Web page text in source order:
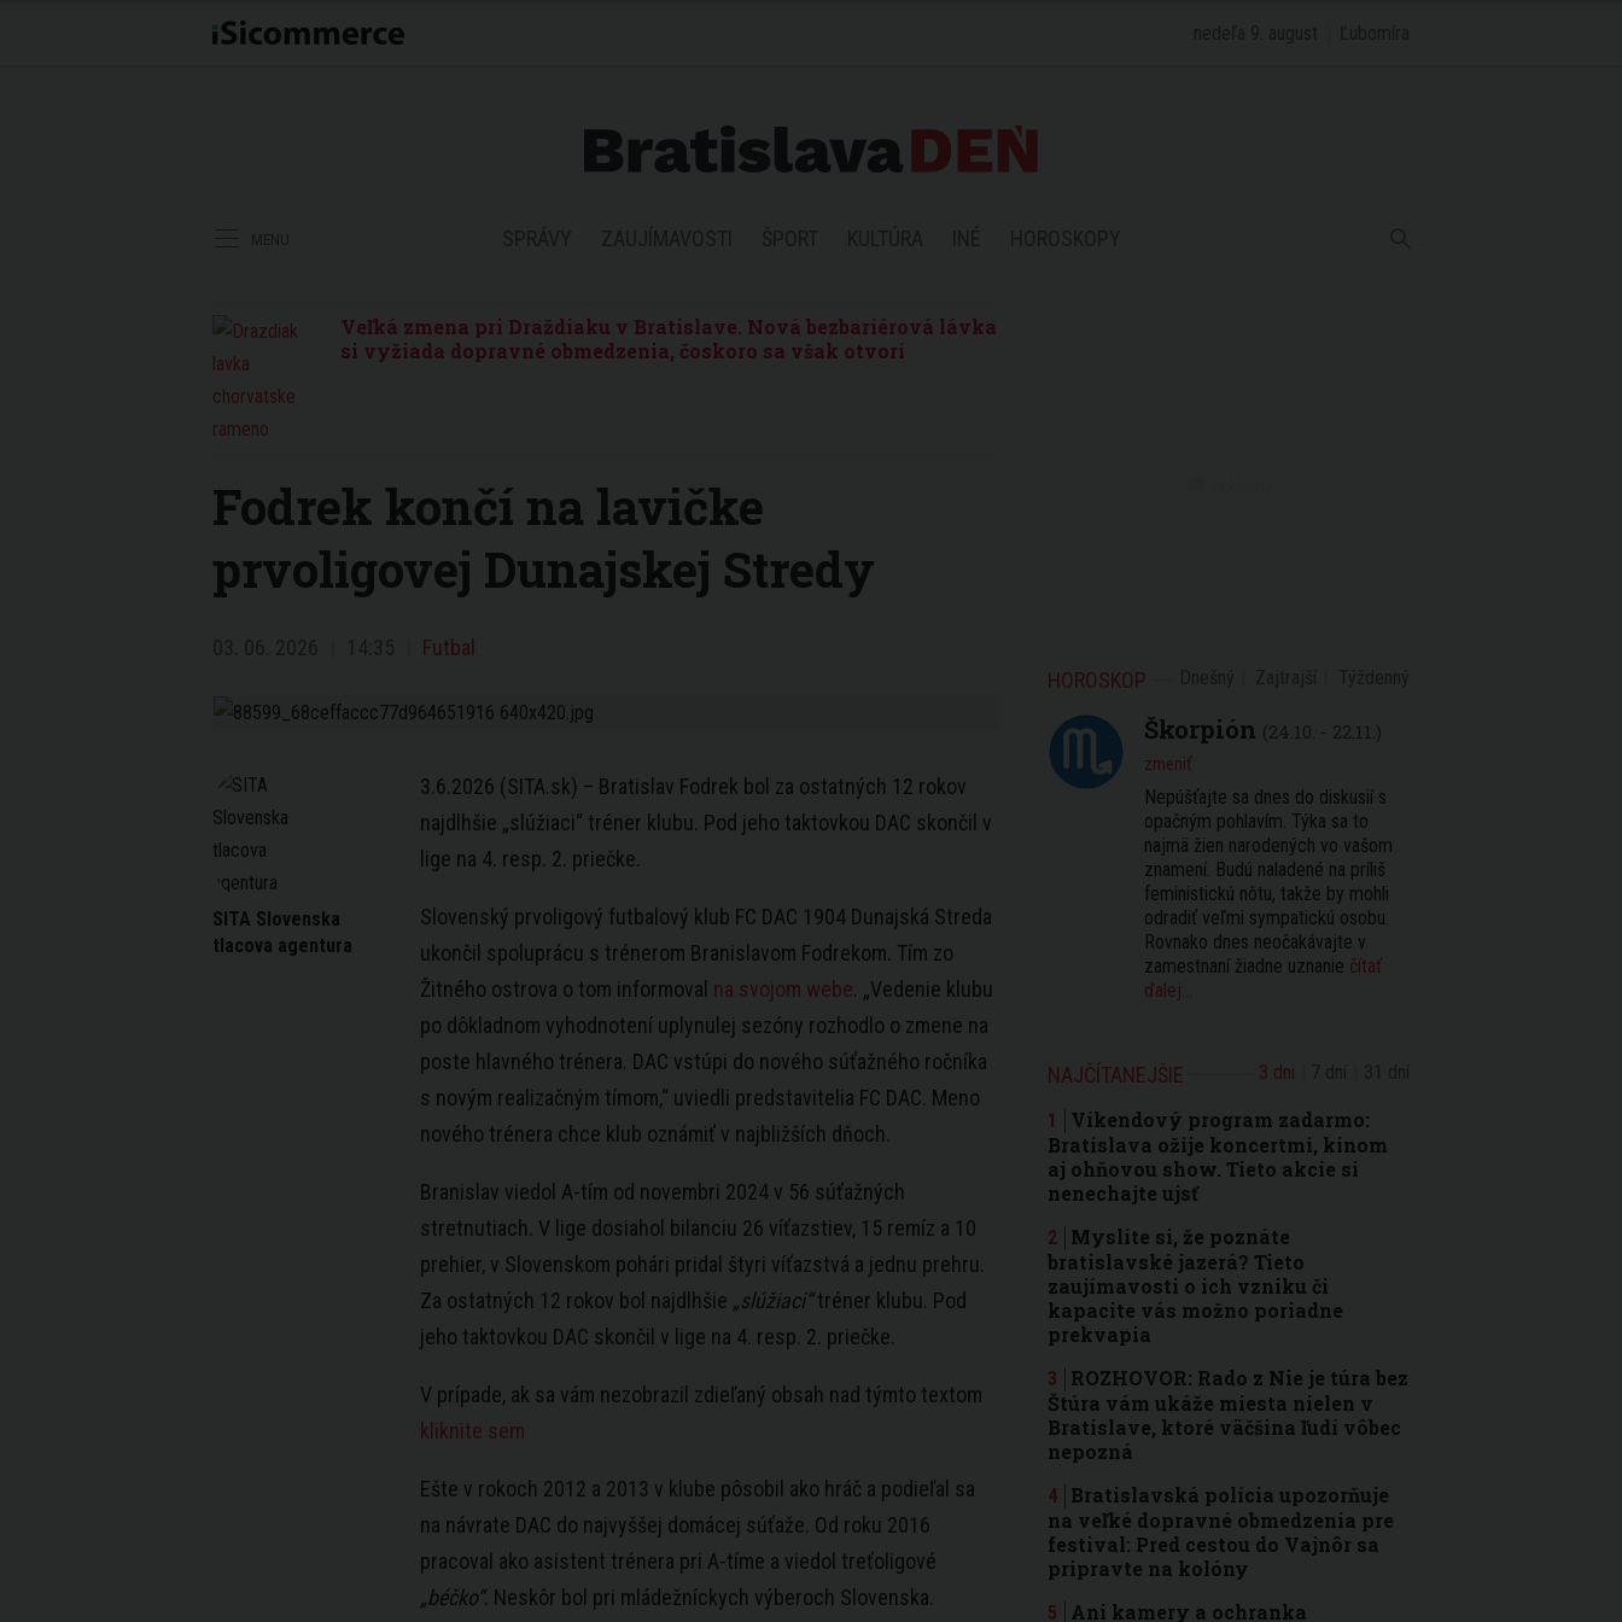
Veľká zmena pri Draždiaku v Bratislave. Nová bezbariérová lávka
si vyžiada dopravné obmedzenia, čoskoro sa však otvorí
Fodrek končí na lavičke
prvoligovej Dunajskej Stredy
Futbal
SITA Slovenska
tlacova agentura
3.6.2026 (SITA.sk) – Bratislav Fodrek bol za ostatných 12 rokov
najdlhšie „slúžiaci“ tréner klubu. Pod jeho taktovkou DAC skončil v
lige na 4. resp. 2. priečke.
Slovenský prvoligový futbalový klub FC DAC 1904 Dunajská Streda
ukončil spoluprácu s trénerom Branislavom Fodrekom. Tím zo
Žitného ostrova o tom informoval na svojom webe. „Vedenie klubu
po dôkladnom vyhodnotení uplynulej sezóny rozhodlo o zmene na
poste hlavného trénera. DAC vstúpi do nového súťažného ročníka
s novým realizačným tímom,“ uviedli predstavitelia FC DAC. Meno
nového trénera chce klub oznámiť v najbližších dňoch.
Branislav viedol A-tím od novembri 2024 v 56 súťažných
stretnutiach. V lige dosiahol bilanciu 26 víťazstiev, 15 remíz a 10
prehier, v Slovenskom pohári pridal štyri víťazstvá a jednu prehru.
Za ostatných 12 rokov bol najdlhšie „slúžiaci“tréner klubu. Pod
jeho taktovkou DAC skončil v lige na 4. resp. 2. priečke.
V prípade, ak sa vám nezobrazil zdieľaný obsah nad týmto textom
kliknite sem
Ešte v rokoch 2012 a 2013 v klube pôsobil ako hráč a podieľal sa
na návrate DAC do najvyššej domácej súťaže. Od roku 2016
pracoval ako asistent trénera pri A-tíme a viedol treťoligové
„béčko“. Neskôr bol pri mládežníckych výberoch Slovenska.
HOROSKOP
Škorpión (24.10. - 22.11.)
zmeniť
Nepúšťajte sa dnes do diskusií s
opačným pohlavím. Týka sa to
najmä žien narodených vo vašom
znamení. Budú naladené na príliš
feministickú nôtu, takže by mohli
odradiť veľmi sympatickú osobu.
Rovnako dnes neočakávajte v
zamestnaní žiadne uznanie čítať
ďalej...
NAJČÍTANEJŠIE 3 dni
Víkendový program zadarmo:
Bratislava ožije koncertmi, kinom
aj ohňovou show. Tieto akcie si
nenechajte ujsť
Myslíte si, že poznáte
bratislavské jazerá? Tieto
zaujímavosti o ich vzniku či
kapacite vás možno poriadne
prekvapia
ROZHOVOR: Rado z Nie je túra bez
Štúra vám ukáže miesta nielen v
Bratislave, ktoré väčšina ľudí vôbec
nepozná
Bratislavská polícia upozorňuje
na veľké dopravné obmedzenia pre
festival: Pred cestou do Vajnôr sa
pripravte na kolóny
Ani kamery a ochranka